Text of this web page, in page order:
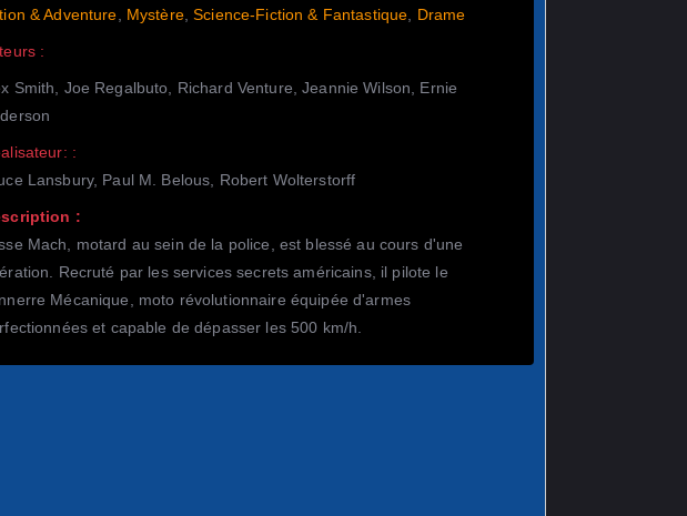
& Adventure Mystère,Science-Fiction & Fantastique Drame
:
Smith, Joe Regalbuto, Richard Venture, Jeannie Wilson, Ernie
:
Lansbury, Paul M. Belous, Robert Wolterstorff
:
Mach, motard au sein de la police, est blessé au cours d'une
Recruté par les services secrets américains, il pilote le
Mécanique, moto révolutionnaire équipée d'armes
et capable de dépasser les 500 km/h.